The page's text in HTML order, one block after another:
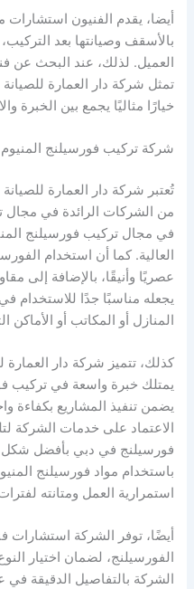
أيضا، يقدم الفنيون استشارات
بالأسقف وصيانتها بعد
العميل. لذلك، عند البحث عن
تمثل شركة دار العمارة
خيارًا مثاليًا يجمع بين الخبرة
شركة تركيب فورسيلنج
تُعتبر شركة دار العمارة
من الشركات الرائدة في
في مجال تركيب فورسيلنج
العالية. كما أن استخدام
عصريًا وأنيقًا، بالإضافة إلى
يجعله مناسبًا جدًا للاستخدام
المنازل أو المكاتب أو الأماكن
كذلك، تتميز شركة دار
يمتلك خبرة واسعة في تركيب
يضمن تنفيذ المشاريع بكفاءة
الاعتماد على خدمات الشركة
فورسيلنج في دبي بأفضل شكل
باستخدام مواد فورسيلنج
استمرارية العمل ومتانته
أيضًا، توفر الشركة استشارات
الفورسيلنج، لضمان اختيار
الشركة بالتفاصيل الدقيقة في